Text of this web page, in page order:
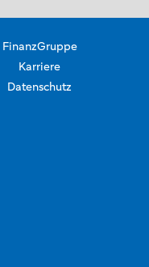
FinanzGruppe
Karriere
Datenschutz